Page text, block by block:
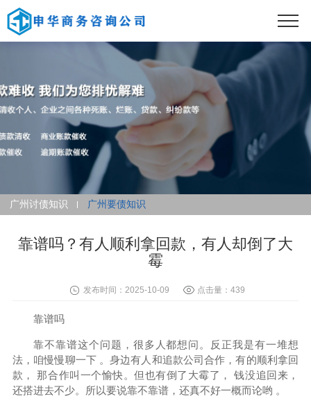
广州讨债知识 广州要债知识
靠谱吗？有人顺利拿回款，有人却倒了大
霉
发布时间：2025-10-09 点击量：439
靠谱吗
靠不靠谱这个问题，很多人都想问。反正我是有一堆想
法，咱慢慢聊一下 。身边有人和追款公司合作，有的顺利拿回
款， 那合作叫一个愉快。但也有倒了大霉了， 钱没追回来，
还搭进去不少。所以要说靠不靠谱，还真不好一概而论哟 。